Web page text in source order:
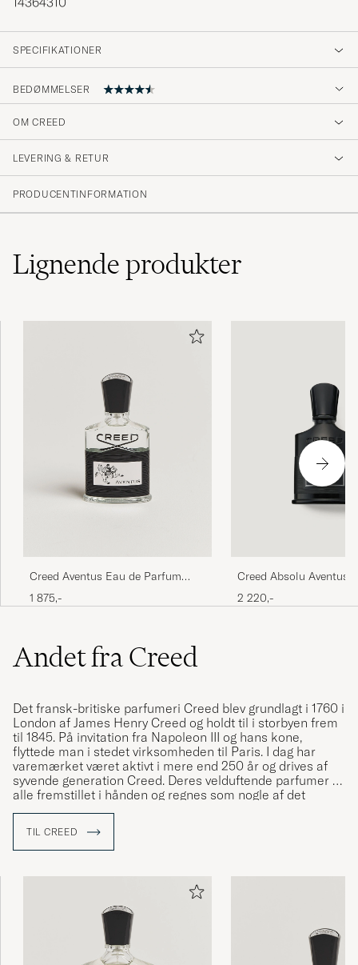
SPECIFIKATIONER
BEDØMMELSER
Klassisk duft hvor kokos er tydelig. Super til
herlige sommerdager
Letar ni efter en tropisk sommar doft som tar
er till Carribean med tropiska frukter, sötma,
fräschör och kokos. Här är den, unik doft som
grader eller 40+. Ett måste i samlingen!
KØBTE PÅ CAREOFCARL.SE
OM CREED
LEVERING & RETUR
PRODUCENTINFORMATION
Lignendeprodukter
Creed Aventus Eau de Parfum
50ml
1 875,-
Creed Absolu Aventus
Parfum 50ml
2 220,-
Andet fra Creed
Det fransk-britiske parfumeri Creed blev grundlagt i 1760 i
London af James Henry Creed og holdt til i storbyen frem
til 1845. På invitation fra Napoleon III og hans kone,
flyttede man i stedet virksomheden til Paris. I dag har
varemærket været aktivt i mere end 250 år og drives af
syvende generation Creed. Deres velduftende parfumer er
alle fremstillet i hånden og regnes som nogle af det
bedste i verden.
TIL CREED